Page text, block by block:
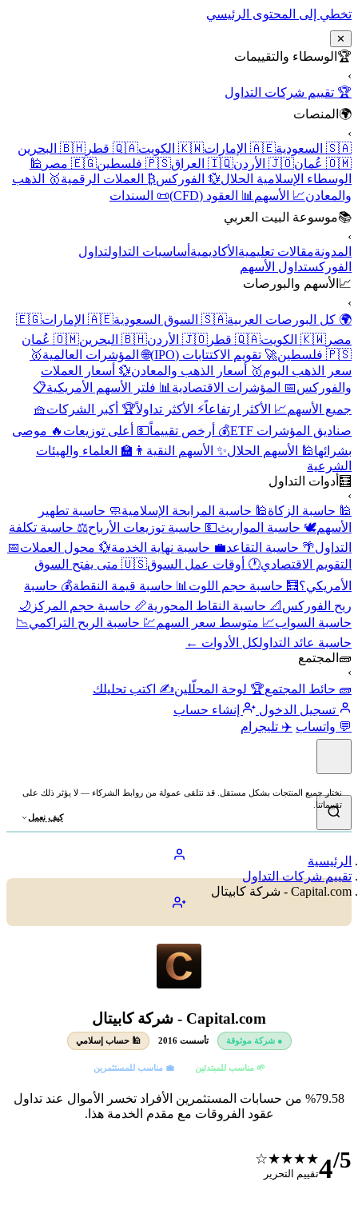
تخطي إلى المحتوى الرئيسي
✕
🏆 الوسطاء والتقييمات
›
🏆 تقييم شركات التداول
🌍 المنصات
›
🇸🇦 السعودية
🇦🇪 الإمارات 🇰🇼 الكويت 🇶🇦 قطر
🇧🇭 البحرين
🇴🇲 عُمان
🇯🇴 الأردن 🇮🇶 العراق 🇵🇸 فلسطين 🇪🇬 مصر
🕌
الوسطاء الإسلامية الحلال💱 الفوركس₿ العملات الرقمية🥇 الذهب
والمعادن📈 الأسهم 📊 العقود (CFD)
📜 السندات
📚موسوعة البيت العربي
›
المدونةمقالات تعليمية الأكاديمية أساسيات التداولتداول
الفوركستداول الأسهم
📈 الأسهم والبورصات
›
🌍 كل البورصات العربية🇸🇦 السوق السعودية 🇦🇪 الإمارات
🇪🇬
مصر 🇰🇼 الكويت 🇶🇦 قطر 🇯🇴 الأردن 🇧🇭 البحرين
🇴🇲 عُمان
🇵🇸 فلسطين
🚀 تقويم الاكتتابات (IPO) 🌐 المؤشرات العالمية🥇
سعر الذهب اليوم🥇 أسعار الذهب والمعادن💱 أسعار العملات
والفوركس📅 المؤشرات الاقتصادية 📊 فلتر الأسهم الأمريكية📋
جميع الأسهم📈 الأكثر ارتفاعاً⚡ الأكثر تداولاً🏆 أكبر الشركات🧺
صناديق المؤشرات ETF
💰 أرخص تقييماً💵 أعلى توزيعات 🔥 موصى
بشرائها🕌 الأسهم الحلال✨ الأسهم النقية 👨‍🏫 العلماء والهيئات
الشرعية
🧮 أدوات التداول
›
🕌 حاسبة الزكاة🕌 حاسبة المرابحة الإسلامية🧼 حاسبة تطهير
الأسهم🕊️ حاسبة المواريث💵 حاسبة توزيعات الأرباح⚖️ حاسبة تكلفة
التداول🌴 حاسبة التقاعد💼 حاسبة نهاية الخدمة💱 محول العملات📅
التقويم الاقتصادي🕐 أوقات عمل السوق
🇺🇸 متى يفتح السوق
الأمريكي؟🧮 حاسبة حجم اللوت 📊 حاسبة قيمة النقطة💰 حاسبة
ربح الفوركس 📐 حاسبة النقاط المحورية📏 حاسبة حجم المركز 🌙
حاسبة السواب📈 متوسط سعر السهم💹 حاسبة الربح التراكمي📉
حاسبة عائد التداولكل الأدوات ←
🧱 المجتمع
›
🧱 حائط المجتمع🏆 لوحة المحلّلين✍️ اكتب تحليلك
تسجيل الدخول
إنشاء حساب
💬 واتساب ✈️ تليجرام
نختار جميع المنتجات بشكل مستقل. قد نتلقى عمولة من روابط الشركاء — لا يؤثر ذلك على
تقييماتنا.
كيف نعمل
الرئيسية
تقييم شركات التداول
Capital.com - شركة كابيتال
Capital.com - شركة كابيتال
● شركة موثوقة تأسست 2016 🕌 حساب إسلامي
🌱 مناسب للمبتدئين 💼 مناسب للمستثمرين
%79.58 من حسابات المستثمرين الأفراد تخسر الأموال عند تداول
عقود الفروقات مع مقدم الخدمة هذا.
4/5
★★★★☆
تقييم التحرير